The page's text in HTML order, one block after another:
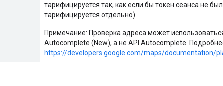
тарифицируется так, как если бы токен сеанса не
тарифицируется отдельно).
Примечание: Проверка адреса может
Autocomplete (New), а не API Autocomplete.
https://developers.google.com/maps/documentation/